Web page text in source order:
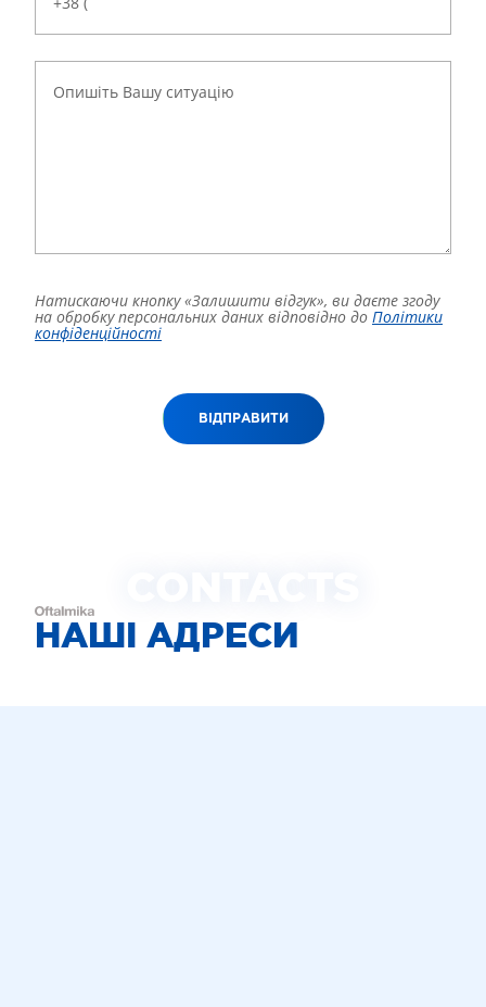
Натискаючи кнопку «Залишити відгук», ви даєте згоду
на обробку персональних даних відповідно до Політики
конфіденційності
ВІДПРАВИТИ
НАШІ АДРЕСИ